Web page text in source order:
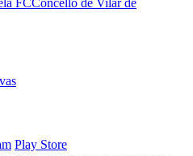
FCConcello de Vilar de
Play Store